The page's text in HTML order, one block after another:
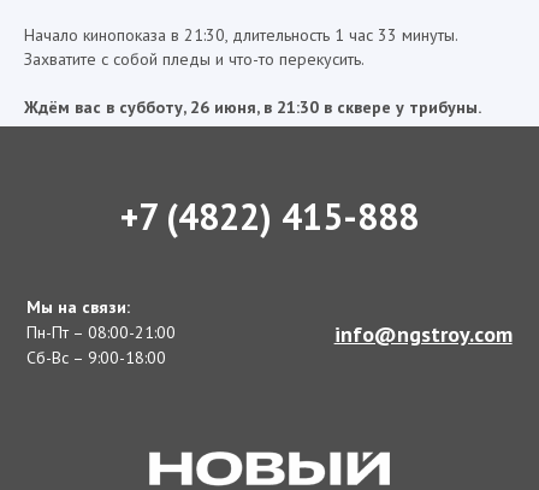
Начало кинопоказа в 21:30, длительность 1 час 33 минуты.
Захватите с собой пледы и что-то перекусить.
Ждём вас в субботу, 26 июня, в 21:30 в сквере у трибуны.
+7 (4822) 415-888
Мы на связи:
Пн-Пт – 08:00-21:00
Сб-Вс – 9:00-18:00
info@ngstroy.com